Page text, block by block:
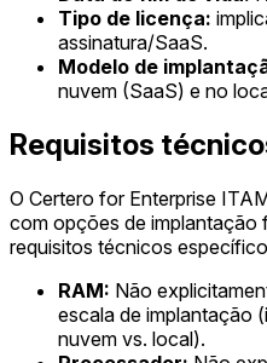
Tipo de licença:
assinatura/SaaS.
Modelo de
nuvem (SaaS) e no
Requisitos
O Certero for Enterprise
com opções de implantação
requisitos técnicos
RAM: Não
escala de implantação
nuvem vs. local).